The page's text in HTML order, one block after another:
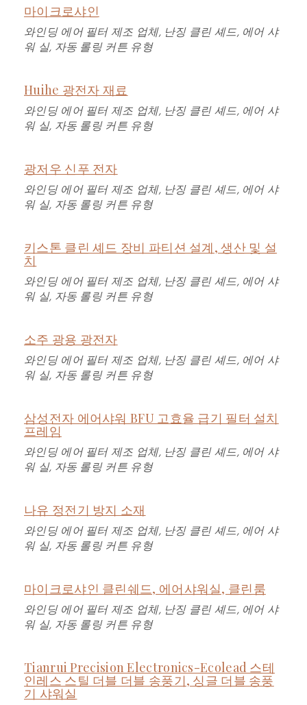
마이크로샤인
와인딩 에어 필터 제조 업체, 난징 클린 셰드, 에어 샤
워 실, 자동 롤링 커튼 유형
Huihe 광전자 재료
와인딩 에어 필터 제조 업체, 난징 클린 셰드, 에어 샤
워 실, 자동 롤링 커튼 유형
광저우 신푸 전자
와인딩 에어 필터 제조 업체, 난징 클린 셰드, 에어 샤
워 실, 자동 롤링 커튼 유형
키스톤 클린 셰드 장비 파티션 설계, 생산 및 설
치
와인딩 에어 필터 제조 업체, 난징 클린 셰드, 에어 샤
워 실, 자동 롤링 커튼 유형
소주 광용 광전자
와인딩 에어 필터 제조 업체, 난징 클린 셰드, 에어 샤
워 실, 자동 롤링 커튼 유형
삼성전자 에어샤워 BFU 고효율 급기 필터 설치
프레임
와인딩 에어 필터 제조 업체, 난징 클린 셰드, 에어 샤
워 실, 자동 롤링 커튼 유형
나유 정전기 방지 소재
와인딩 에어 필터 제조 업체, 난징 클린 셰드, 에어 샤
워 실, 자동 롤링 커튼 유형
마이크로샤인 클린쉐드, 에어샤워실, 클린룸
와인딩 에어 필터 제조 업체, 난징 클린 셰드, 에어 샤
워 실, 자동 롤링 커튼 유형
Tianrui Precision Electronics-Ecolead 스테
인레스 스틸 더블 더블 송풍기, 싱글 더블 송풍
기 샤워실